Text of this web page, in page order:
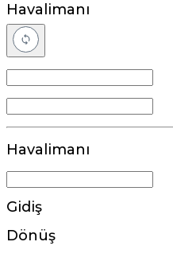
Havalimanı
Havalimanı
Gidiş
Dönüş